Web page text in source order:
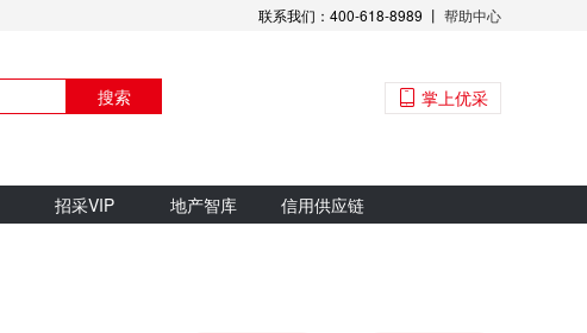
联系我们：400-618-8989 丨 帮助中心
搜索 掌上优采
招采VIP 地产智库
信用供应链